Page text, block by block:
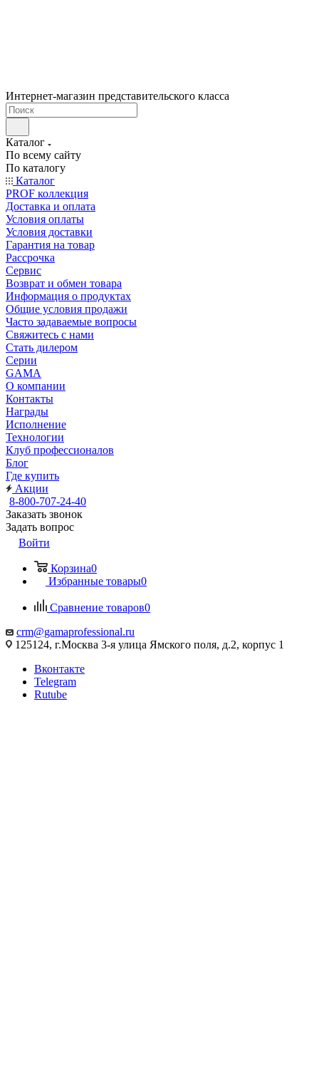
Интернет-магазин представительского класса
Каталог
По всему сайту
По каталогу
Каталог
PROF коллекция
Доставка и оплата
Условия оплаты
Условия доставки
Гарантия на товар
Рассрочка
Сервис
Возврат и обмен товара
Информация о продуктах
Общие условия продажи
Часто задаваемые вопросы
Свяжитесь с нами
Стать дилером
Серии
GAMA
О компании
Контакты
Награды
Исполнение
Технологии
Клуб профессионалов
Блог
Где купить
Акции
8-800-707-24-40
Заказать звонок
Задать вопрос
Войти
Корзина0
Избранные товары0
Сравнение товаров0
crm@gamaprofessional.ru
125124, г.Москва 3-я улица Ямского поля, д.2, корпус 1
Вконтакте
Telegram
Rutube